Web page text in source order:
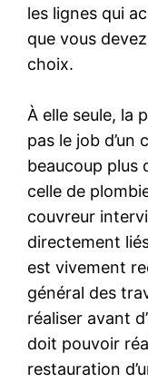
les lignes qui
que vous
choix.
À elle seule, la
pas le job d’un
beaucoup plus
celle de
couvreur
directement
est vivement
général des
réaliser avant
doit pouvoir
restauration